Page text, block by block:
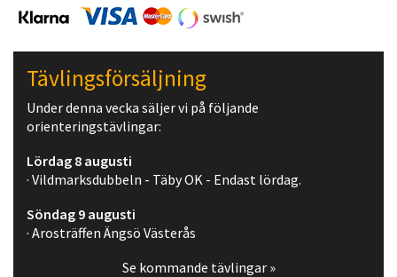
Tävlingsförsäljning
Under denna vecka säljer vi på följande
orienteringstävlingar:
Lördag 8 augusti
· Vildmarksdubbeln - Täby OK - Endast lördag.
Söndag 9 augusti
· Arosträffen Ängsö Västerås
Se kommande tävlingar »